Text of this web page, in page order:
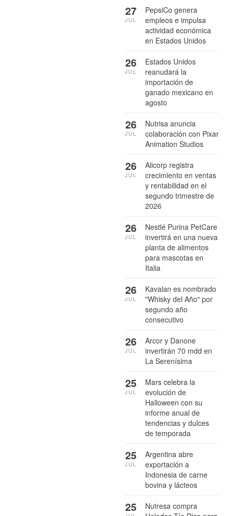
PepsiCo genera
empleos e impulsa
actividad económica
en Estados Unidos
27
JUL
Estados Unidos
reanudará la
importación de
ganado mexicano en
agosto
26
JUL
Nutrisa anuncia
colaboración con Pixar
Animation Studios
26
JUL
Alicorp registra
crecimiento en ventas
y rentabilidad en el
segundo trimestre de
2026
26
JUL
Nestlé Purina PetCare
invertirá en una nueva
planta de alimentos
para mascotas en
Italia
26
JUL
Kavalan es nombrado
"Whisky del Año" por
segundo año
consecutivo
26
JUL
Arcor y Danone
invertirán 70 mdd en
La Serenísima
26
JUL
Mars celebra la
evolución de
Halloween con su
informe anual de
tendencias y dulces
de temporada
25
JUL
Argentina abre
exportación a
Indonesia de carne
bovina y lácteos
25
JUL
Nutresa compra
25